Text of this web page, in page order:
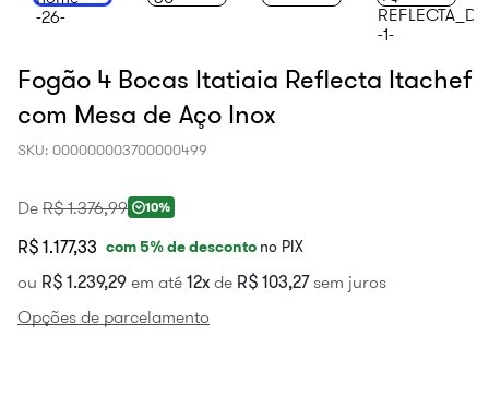
Fogão 4 Bocas Itatiaia Reflecta Itachef
com Mesa de Aço Inox
SKU: 000000003700000499
De R$ 1.376,99 10%
R$ 1.177,33 com5% de desconto no PIX
ou R$ 1.239,29 em até 12 de R$ 103,27sem juros
Opções de parcelamento